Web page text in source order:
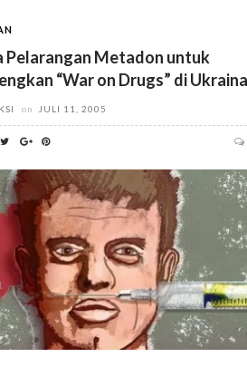
Pelarangan Metadon untuk
“War on Drugs” di Ukraina
on JULI 11, 2005